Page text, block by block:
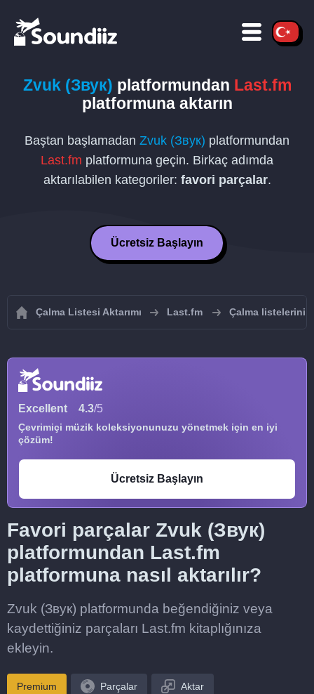
Zvuk (Звук) platformundan Last.fm
platformuna aktarın
Baştan başlamadan Zvuk (Звук) platformundan
Last.fm platformuna geçin. Birkaç adımda
aktarılabilen kategoriler: favori parçalar.
Ücretsiz Başlayın
Çalma Listesi Aktarımı Last.fm Çalma listelerini
Excellent 4.3/5
Çevrimiçi müzik koleksiyonunuzu yönetmek için en iyi
çözüm!
Ücretsiz Başlayın
Favori parçalar Zvuk (Звук)
platformundan Last.fm
platformuna nasıl aktarılır?
Zvuk (Звук) platformunda beğendiğiniz veya
kaydettiğiniz parçaları Last.fm kitaplığınıza
ekleyin.
Premium Parçalar Aktar